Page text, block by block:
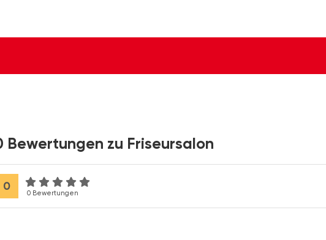
Bewertungen zu Friseursalon
0
0 Bewertungen